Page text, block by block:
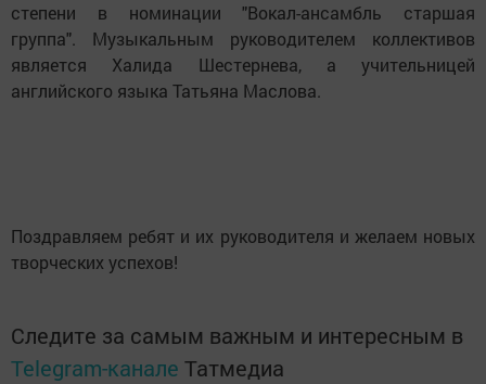
степени в номинации "Вокал-ансамбль старшая
группа". Музыкальным руководителем коллективов
является Халида Шестернева, а учительницей
английского языка Татьяна Маслова.
Поздравляем ребят и их руководителя и желаем новых
творческих успехов!
Следите за самым важным и интересным в
Telegram-канале Татмедиа